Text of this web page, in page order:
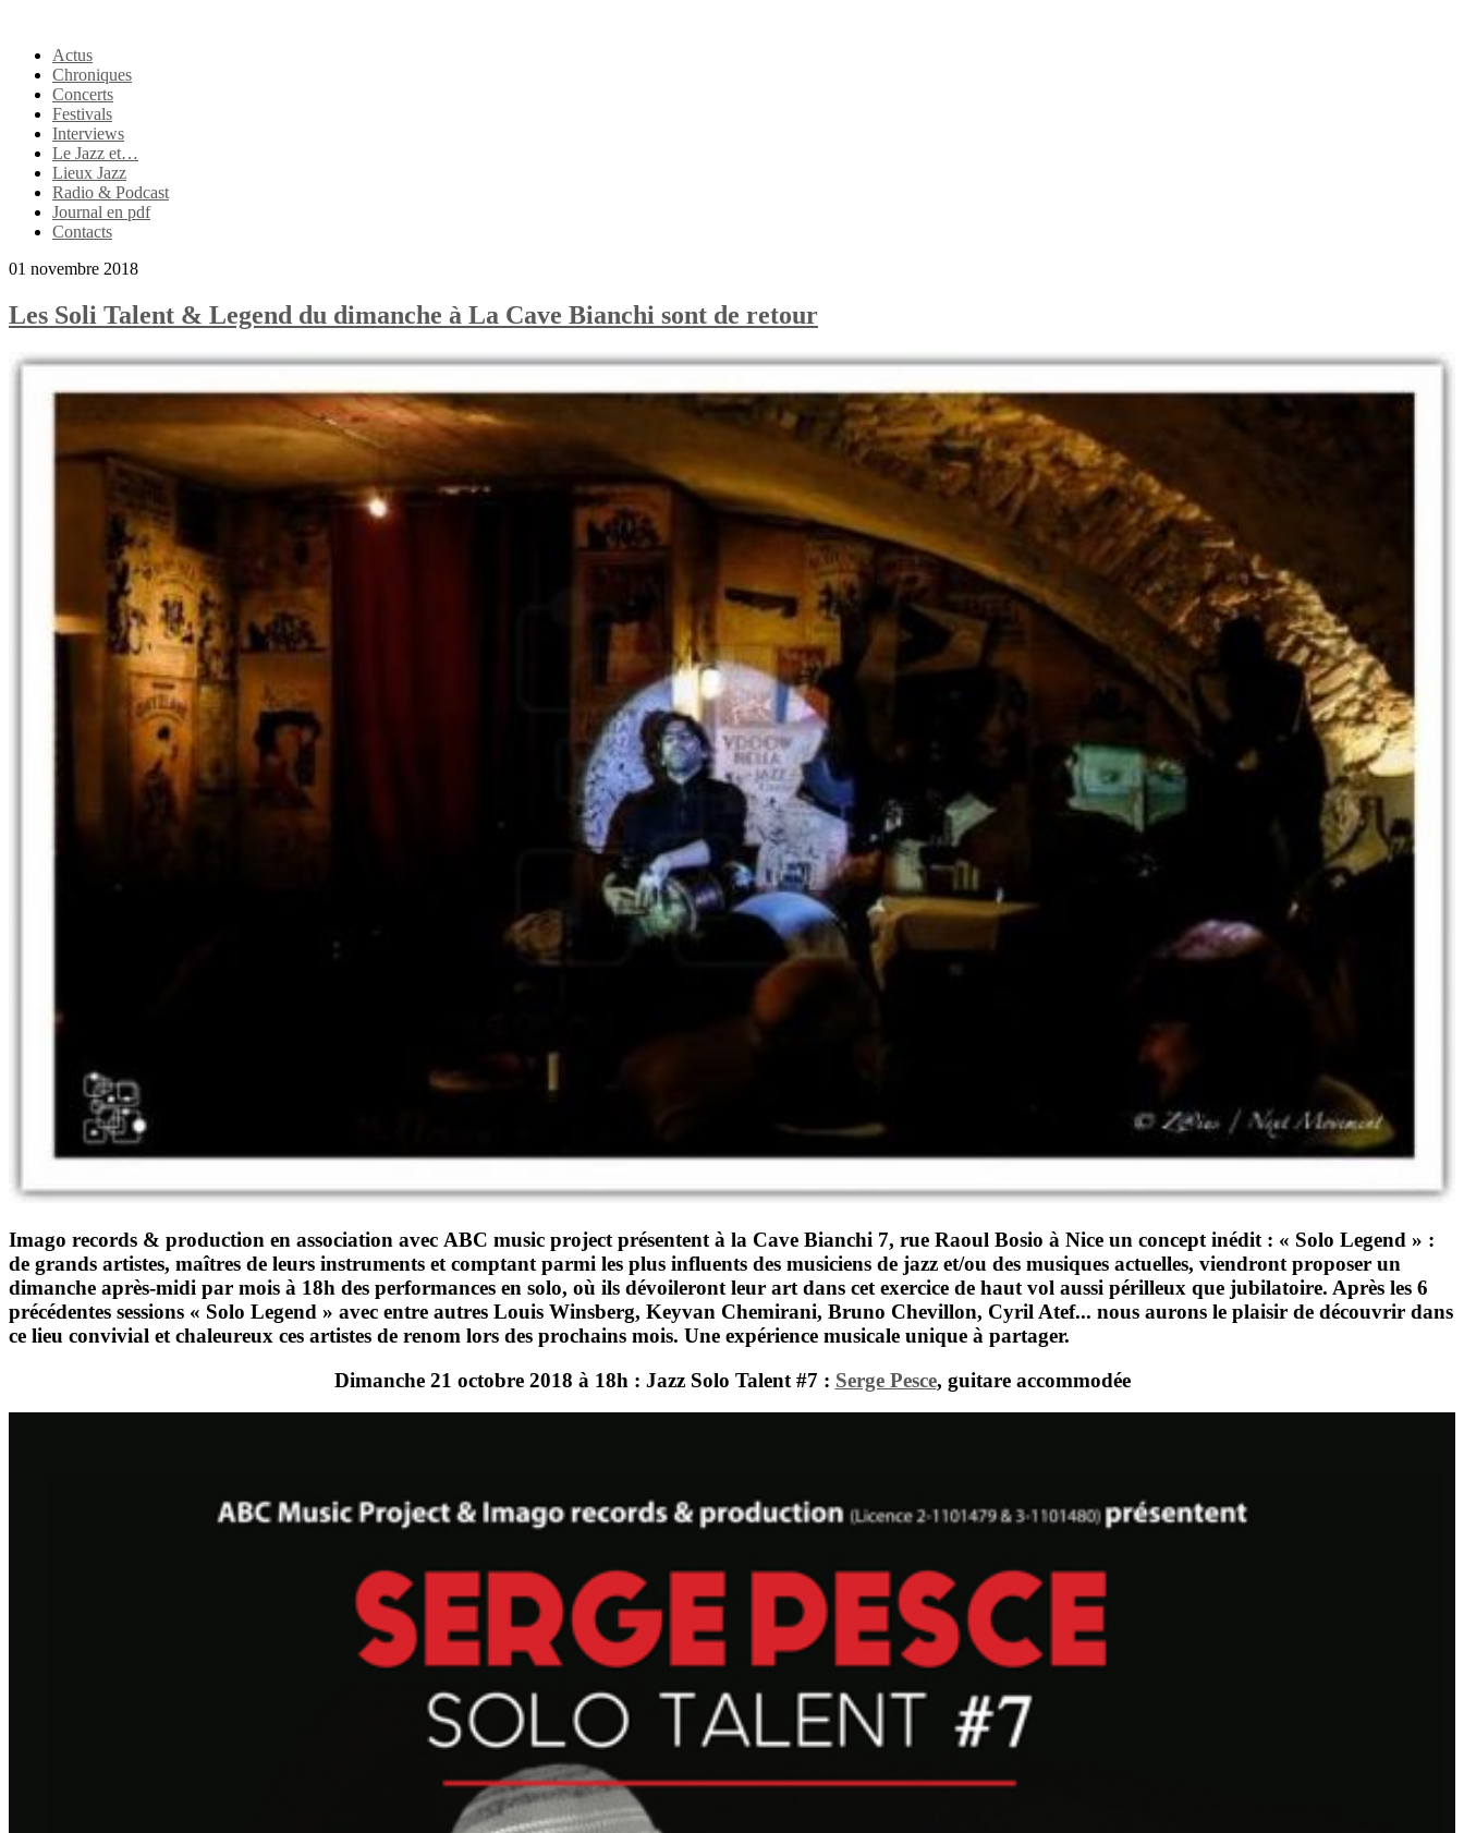
Actus
Chroniques
Concerts
Festivals
Interviews
Le Jazz et…
Lieux Jazz
Radio & Podcast
Journal en pdf
Contacts
01 novembre 2018
Les Soli Talent & Legend du dimanche à La Cave Bianchi sont de retour
Imago records & production en association avec ABC music project présentent à la Cave Bianchi 7, rue Raoul Bosio à Nice un concept inédit : « Solo Legend » :
de grands artistes, maîtres de leurs instruments et comptant parmi les plus influents des musiciens de jazz et/ou des musiques actuelles, viendront proposer un
dimanche après-midi par mois à 18h des performances en solo, où ils dévoileront leur art dans cet exercice de haut vol aussi périlleux que jubilatoire. Après les 6
précédentes sessions « Solo Legend » avec entre autres Louis Winsberg, Keyvan Chemirani, Bruno Chevillon, Cyril Atef... nous aurons le plaisir de découvrir dans
ce lieu convivial et chaleureux ces artistes de renom lors des prochains mois. Une expérience musicale unique à partager.
Dimanche 21 octobre 2018 à 18h : Jazz Solo Talent #7 : Serge Pesce, guitare accommodée